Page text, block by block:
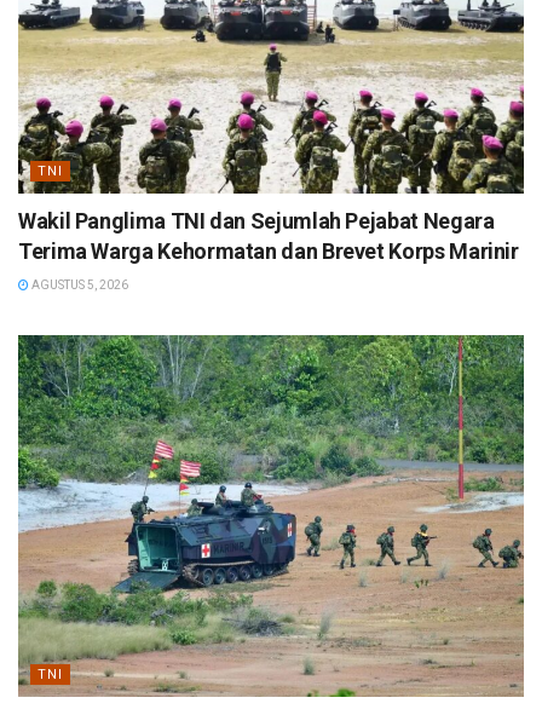
TNI
Wakil Panglima TNI dan Sejumlah Pejabat Negara
Terima Warga Kehormatan dan Brevet Korps Marinir
AGUSTUS 5, 2026
TNI